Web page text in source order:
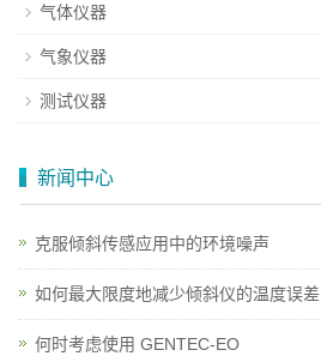
气体仪器
气象仪器
测试仪器
新闻中心
克服倾斜传感应用中的环境噪声
如何最大限度地减少倾斜仪的温度误差
何时考虑使用 GENTEC-EO